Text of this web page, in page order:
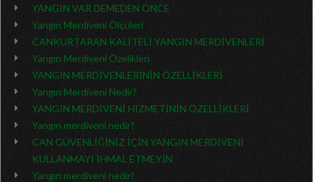
YANGIN VAR DEMEDEN ÖNCE
Yangın Merdiveni Ölçüleri
CANKURTARAN KALİTELİ YANGIN MERDİVENLERİ
Yangın Merdiveni Özelikleri
YANGIN MERDİVENLERİNİN ÖZELLİKLERİ
Yangın Merdiveni Nedir?
YANGIN MERDİVENİ HİZMETİNİN ÖZELLİKLERİ
Yangın merdiveni nedir?
CAN GÜVENLİĞİNİZ İÇİN YANGIN MERDİVENİ
KULLANMAYI İHMAL ETMEYİN
Yangın merdiveni nedir?